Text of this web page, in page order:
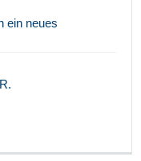
ein neues